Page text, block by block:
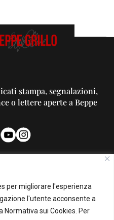
per migliorare l'esperienza
l'utente acconsente a
sui Cookies. Per
stampa, segnalazioni,
o lettere aperte a Beppe
PUBBLICITA'
pubblicità su questo Blog:
pubblicita@beppegrillo.it